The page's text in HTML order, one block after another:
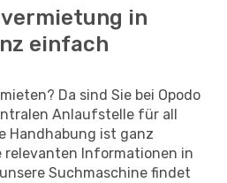
in
einfach
Da sind Sie bei Opodo
Anlaufstelle für all
Handhabung ist ganz
relevanten Informationen in
Suchmaschine findet